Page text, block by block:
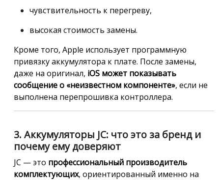
чувствительность к перегреву,
высокая стоимость замены.
Кроме того, Apple использует программную
привязку аккумулятора к плате. После замены,
даже на оригинал, iOS может показывать
сообщение о «неизвестном компоненте», если не
выполнена перепрошивка контроллера.
3. Аккумуляторы JC: что это за бренд и
почему ему доверяют
JC — это профессиональный производитель
комплектующих, ориентированный именно на